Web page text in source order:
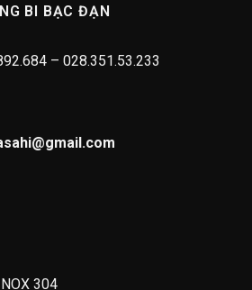
BI BẠC ĐẠN
– 028.351.53.233
304